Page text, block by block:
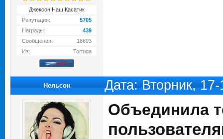
Джексон Наш Касатик
Репутация:
5705
Награды:
439
Сообщения:
18693
Из:
Tortuga
Нельсон Дата: Вторник,
Объединила